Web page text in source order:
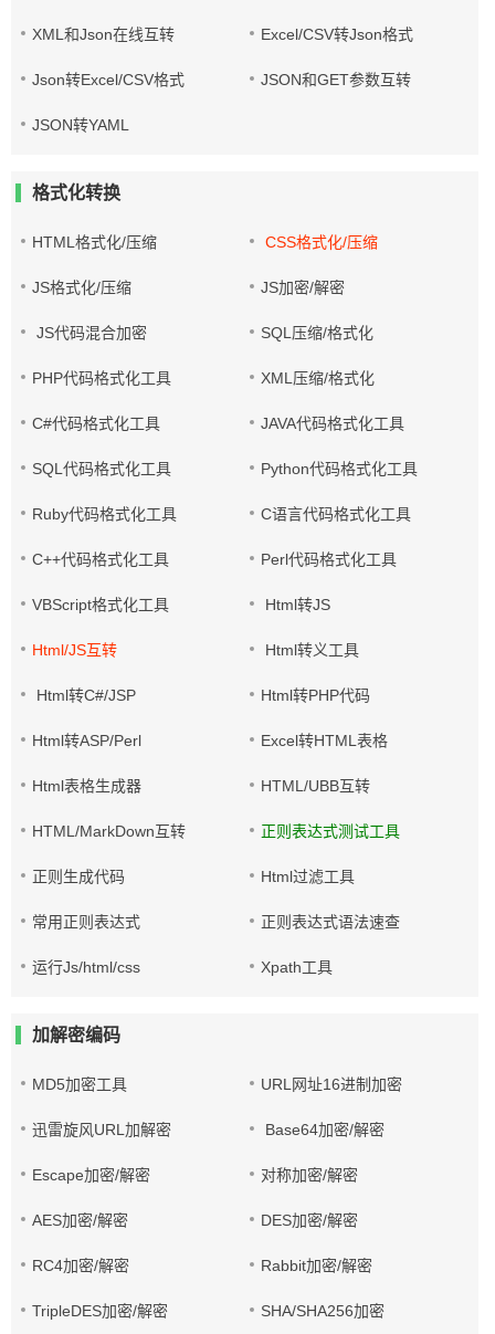
XML和Json在线互转 Excel/CSV转Json格式
Json转Excel/CSV格式 JSON和GET参数互转
JSON转YAML
格式化转换
HTML格式化/压缩 CSS格式化/压缩
JS格式化/压缩 JS加密/解密
JS代码混合加密 SQL压缩/格式化
PHP代码格式化工具 XML压缩/格式化
C#代码格式化工具 JAVA代码格式化工具
SQL代码格式化工具 Python代码格式化工具
Ruby代码格式化工具 C语言代码格式化工具
C++代码格式化工具 Perl代码格式化工具
VBScript格式化工具 Html转JS
Html/JS互转 Html转义工具
Html转C#/JSP Html转PHP代码
Html转ASP/Perl Excel转HTML表格
Html表格生成器 HTML/UBB互转
HTML/MarkDown互转 正则表达式测试工具
正则生成代码 Html过滤工具
常用正则表达式 正则表达式语法速查
运行Js/html/css Xpath工具
加解密编码
MD5加密工具 URL网址16进制加密
迅雷旋风URL加解密 Base64加密/解密
Escape加密/解密 对称加密/解密
AES加密/解密 DES加密/解密
RC4加密/解密 Rabbit加密/解密
TripleDES加密/解密 SHA/SHA256加密